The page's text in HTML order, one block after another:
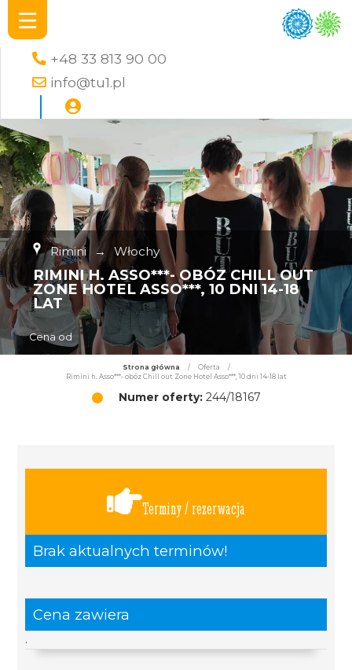
+48 33 813 90 00
info@tu1.pl
Rimini → Włochy
RIMINI H. ASSO***- OBÓZ CHILL OUT
ZONE HOTEL ASSO***, 10 DNI 14-18
LAT
Cena od
Strona główna / Oferta
/
Rimini h. Asso***- obóz Chill out Zone Hotel Asso***, 10 dni 14-18 lat
Numer oferty:244/18167
Terminy / rezerwacja
Brak aktualnych terminów!
Cena zawiera
.